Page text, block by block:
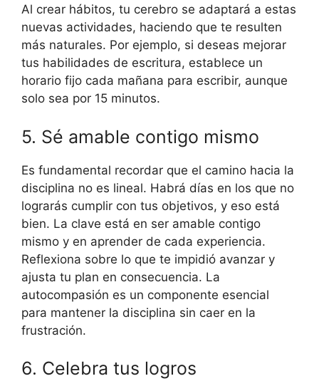
Al crear hábitos, tu cerebro se adaptará a estas
nuevas actividades, haciendo que te resulten
más naturales. Por ejemplo, si deseas mejorar
tus habilidades de escritura, establece un
horario fijo cada mañana para escribir, aunque
solo sea por 15 minutos.
5. Sé amable contigo mismo
Es fundamental recordar que el camino hacia la
disciplina no es lineal. Habrá días en los que no
lograrás cumplir con tus objetivos, y eso está
bien. La clave está en ser amable contigo
mismo y en aprender de cada experiencia.
Reflexiona sobre lo que te impidió avanzar y
ajusta tu plan en consecuencia. La
autocompasión es un componente esencial
para mantener la disciplina sin caer en la
frustración.
6. Celebra tus logros